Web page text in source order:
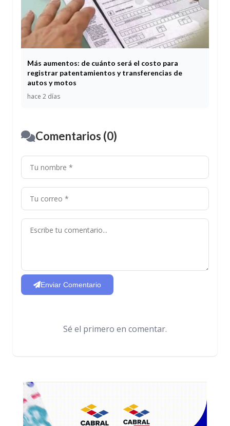
Más aumentos: de cuánto será el costo para
registrar patentamientos y transferencias de
autos y motos
hace 2 días
Comentarios (0)
Enviar Comentario
Sé el primero en comentar.